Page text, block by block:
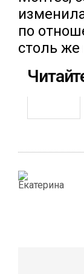
по
столь